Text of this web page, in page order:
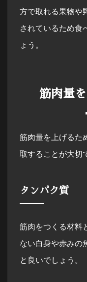
方で取れる果物や
されているため食
ょう。
筋肉量
筋肉量を上げるた
取することが大切
タンパク質
筋肉をつくる材料
ない白身や赤みの
と良いでしょう。